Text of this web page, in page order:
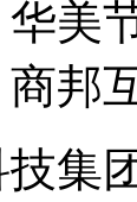
美
邦
集